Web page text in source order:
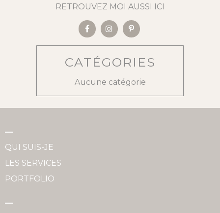
RETROUVEZ MOI AUSSI ICI
CATÉGORIES
Aucune catégorie
QUI SUIS-JE
LES SERVICES
PORTFOLIO